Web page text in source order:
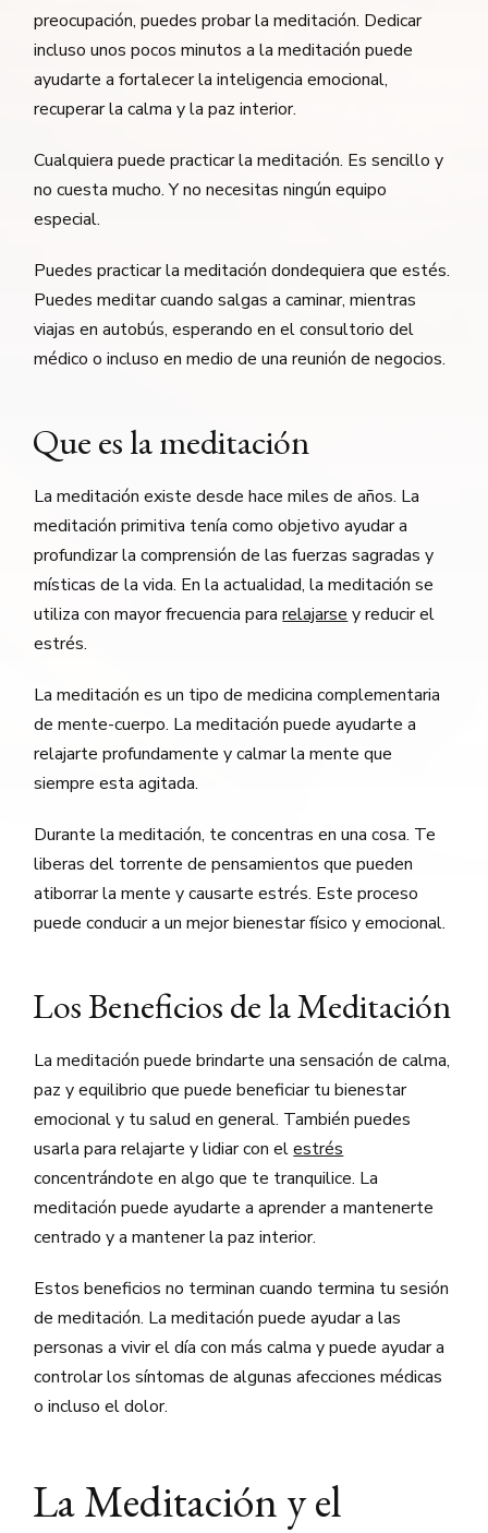
preocupación, puedes probar la meditación. Dedicar
incluso unos pocos minutos a la meditación puede
ayudarte a fortalecer la inteligencia emocional,
recuperar la calma y la paz interior.
Cualquiera puede practicar la meditación. Es sencillo y
no cuesta mucho. Y no necesitas ningún equipo
especial.
Puedes practicar la meditación dondequiera que estés.
Puedes meditar cuando salgas a caminar, mientras
viajas en autobús, esperando en el consultorio del
médico o incluso en medio de una reunión de negocios.
Que es la meditación
La meditación existe desde hace miles de años. La
meditación primitiva tenía como objetivo ayudar a
profundizar la comprensión de las fuerzas sagradas y
místicas de la vida. En la actualidad, la meditación se
utiliza con mayor frecuencia pararelajarse y reducir el
estrés.
La meditación es un tipo de medicina complementaria
de mente-cuerpo. La meditación puede ayudarte a
relajarte profundamente y calmar la mente que
siempre esta agitada.
Durante la meditación, te concentras en una cosa. Te
liberas del torrente de pensamientos que pueden
atiborrar la mente y causarte estrés. Este proceso
puede conducir a un mejor bienestar físico y emocional.
Los Beneficios de la Meditación
La meditación puede brindarte una sensación de calma,
paz y equilibrio que puede beneficiar tu bienestar
emocional y tu salud en general. También puedes
usarla para relajarte y lidiar con elestrés
concentrándote en algo que te tranquilice. La
meditación puede ayudarte a aprender a mantenerte
centrado y a mantener la paz interior.
Estos beneficios no terminan cuando termina tu sesión
de meditación. La meditación puede ayudar a las
personas a vivir el día con más calma y puede ayudar a
controlar los síntomas de algunas afecciones médicas
o incluso el dolor.
La Meditación y el